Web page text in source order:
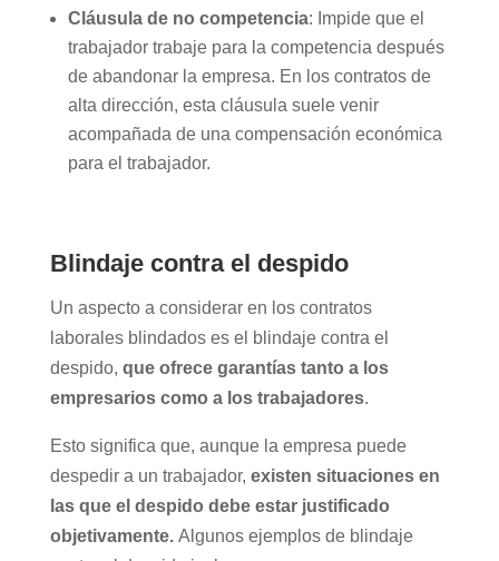
Cláusula de no competencia: Impide que el
trabajador trabaje para la competencia después
de abandonar la empresa. En los contratos de
alta dirección, esta cláusula suele venir
acompañada de una compensación económica
para el trabajador.
Blindaje contra el despido
Un aspecto a considerar en los contratos
laborales blindados es el blindaje contra el
despido, que ofrece garantías tanto a los
empresarios como a los trabajadores.
Esto significa que, aunque la empresa puede
despedir a un trabajador, existen situaciones en
las que el despido debe estar justificado
objetivamente. Algunos ejemplos de blindaje